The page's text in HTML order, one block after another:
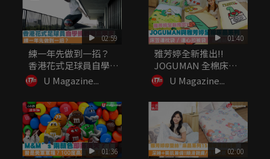
02:59
練一年先做到一招？
香港花式足球員自學挑
戰最高難度
U Magazine...
01:40
雅芳婷全新推出!!
JOGUMAN 全棉床品
系列...U Magazine...
01:36 02:00